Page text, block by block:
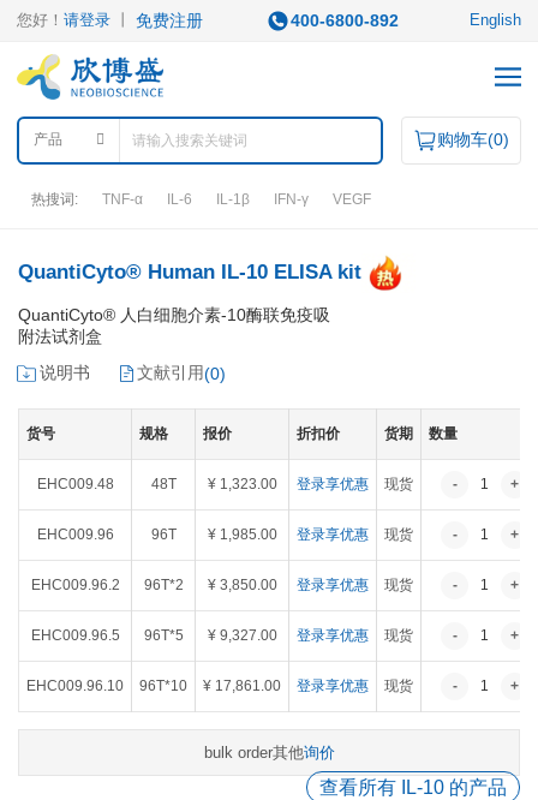
您好！请登录 丨免费注册 400-6800-892 English
产品 购物车(0)
热搜词: TNF-α IL-6 IL-1β IFN-γ VEGF
产品中心
产品类型
ELISA试剂盒
QuikCyto®ELISA(快检)
凋亡试剂盒
其它试剂
研究领域
癌症生物学 表观遗传学 代谢生物学 发育生物学
细胞生物学 心血管生物学 信号转导
定制代测
ELISA定制 ELISA代测
QuantiCyto® Human IL-10 ELISA kit
QuantiCyto® 人白细胞介素-10酶联免疫吸
附法试剂盒
说明书
文献引用(0)
货号 规格 报价 折扣价 货期 数量
EHC009.48 48T ¥ 1,323.00 登录享优惠 现货 - 1 +
EHC009.96 96T ¥ 1,985.00 登录享优惠 现货 - 1 +
EHC009.96.2 96T*2 ¥ 3,850.00 登录享优惠 现货 - 1 +
EHC009.96.5 96T*5 ¥ 9,327.00 登录享优惠 现货 - 1 +
EHC009.96.10 96T*10 ¥ 17,861.00 登录享优惠 现货 - 1 +
bulk order其他询价
查看所有 IL-10 的产品